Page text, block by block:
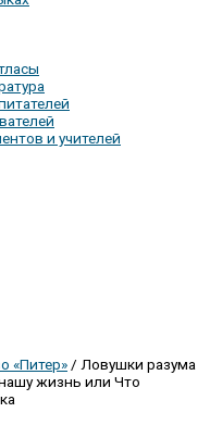
и учителей
«Питер» / Ловушки разума
жизнь или Что